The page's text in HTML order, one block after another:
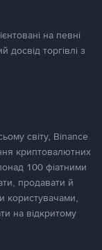
на певні
досвід торгівлі з
світу, Binance
криптовалютних
100 фіатними
продавати й
користувачами,
на відкритому